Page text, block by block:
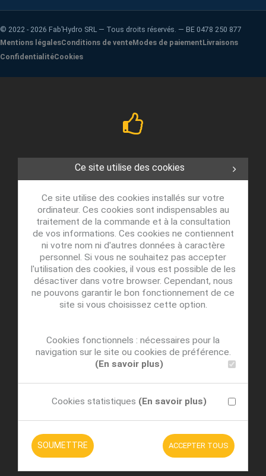
© 2022 - 2026 Fab’Hydro SRL — Tous droits réservés. — BE 0478 250 877
Mentions légalesConditions de venteModes de paiementLivraisons
ConfidentialitéCookies
Ce site utilise des cookies
Ce site utilise des cookies installés sur votre
ordinateur. Ces cookies sont indispensables au
traitement de la commande et à la consultation
de vos informations. Ces cookies ne contiennent
ni votre nom ni d'autres données à caractère
personnel. Si vous ne souhaitez pas accepter
l'utilisation des cookies, il vous est possible de les
désactiver dans votre browser. Cependant, nous
ne pouvons garantir le bon fonctionnement de ce
site si vous choisissez cette option.
Cookies fonctionnels : nécessaires pour la
navigation sur le site ou cookies de préférence.
(En savoir plus)
Cookies statistiques (En savoir plus)
SOUMETTRE ACCEPTER TOUS